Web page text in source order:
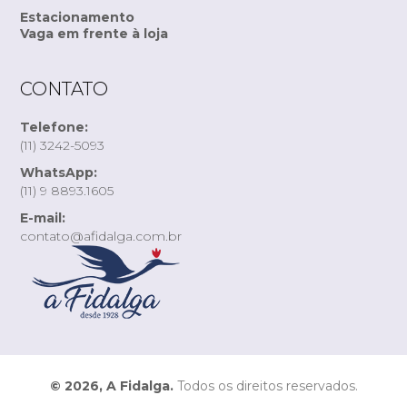
Estacionamento
Vaga em frente à loja
CONTATO
Telefone:
(11) 3242-5093
WhatsApp:
(11) 9 8893.1605
E-mail:
contato@afidalga.com.br
© 2026, A Fidalga.Todos os direitos reservados.